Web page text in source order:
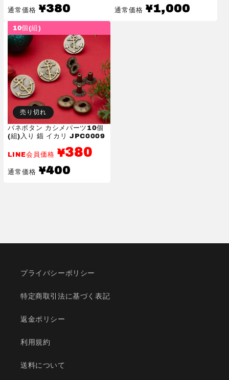
通常価格
通
常
価
格
¥380 通常価格
通
常
¥1,000
10個(組)
売り切れ
バネボタン カシメパーツ10個
(組)入り 錨 イカリ JPC0009
LINE会員価格 ¥380
通常価格
通
常
¥400
プライバシーポリシー
特定商取引法に基づく表記
返金ポリシー
利用規約
送料について